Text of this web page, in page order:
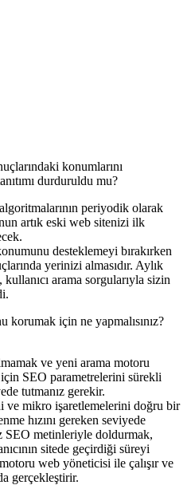
konumlarını
durduruldu mu?
periyodik olarak
artık eski web sitenizi ilk
desteklemeyi bırakırken
yerinizi almasıdır. Aylık
arama sorgularıyla sizin
korumak için ne yapmalısınız?
ve yeni arama motoru
SEO parametrelerini sürekli
tutmanız gerekir.
ve mikro işaretlemelerini doğru bir
hızını gereken seviyede
SEO metinleriyle doldurmak,
sitede geçirdiği süreyi
web yöneticisi ile çalışır ve
gerçekleştirir.